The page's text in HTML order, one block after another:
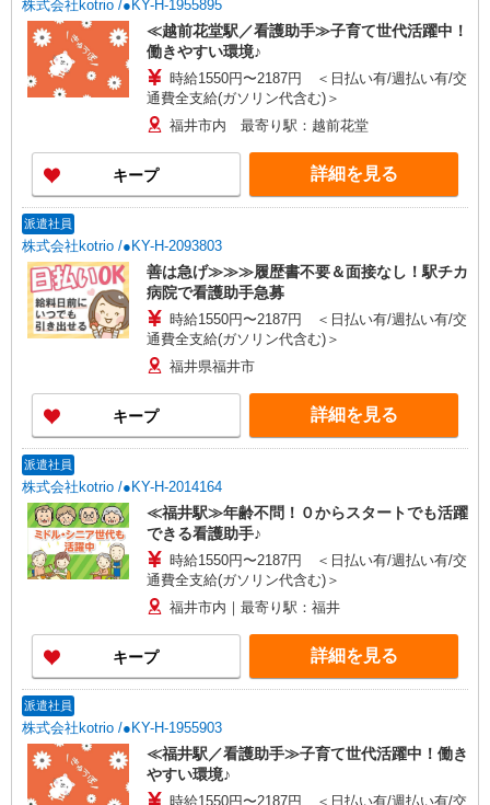
株式会社kotrio /●KY-H-1955895
≪越前花堂駅／看護助手≫子育て世代活躍中！
働きやすい環境♪
時給1550円〜2187円 ＜日払い有/週払い有/交
通費全支給(ガソリン代含む)＞
福井市内 最寄り駅：越前花堂
キープ 詳細を見る
派遣社員
株式会社kotrio /●KY-H-2093803
善は急げ≫≫≫履歴書不要＆面接なし！駅チカ
病院で看護助手急募
時給1550円〜2187円 ＜日払い有/週払い有/交
通費全支給(ガソリン代含む)＞
福井県福井市
キープ 詳細を見る
派遣社員
株式会社kotrio /●KY-H-2014164
≪福井駅≫年齢不問！０からスタートでも活躍
できる看護助手♪
時給1550円〜2187円 ＜日払い有/週払い有/交
通費全支給(ガソリン代含む)＞
福井市内｜最寄り駅：福井
キープ 詳細を見る
派遣社員
株式会社kotrio /●KY-H-1955903
≪福井駅／看護助手≫子育て世代活躍中！働き
やすい環境♪
時給1550円〜2187円 ＜日払い有/週払い有/交